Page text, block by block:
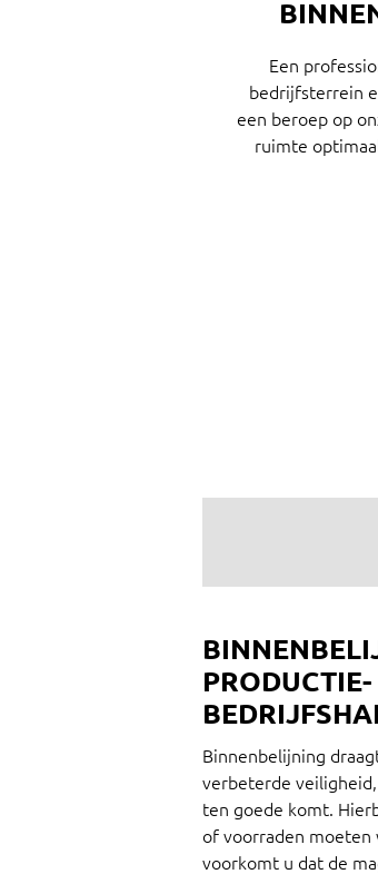
Een
bedrijfsterrein
een beroep op
ruimte
Binnenbelijning
verbeterde
ten goede komt.
of voorraden moeten
voorkomt u dat de